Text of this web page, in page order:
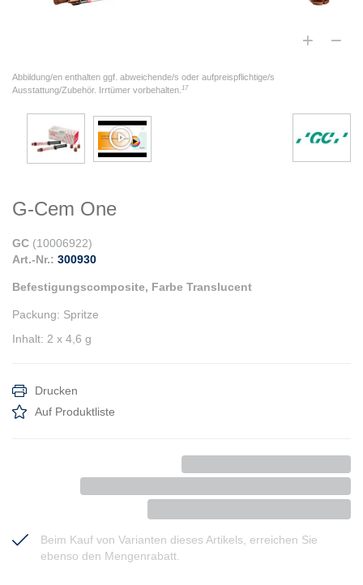
Abbildung/en enthalten ggf. abweichende/s oder aufpreispflichtige/s
Ausstattung/Zubehör. Irrtümer vorbehalten. 17
G-Cem One
Beim Kauf von Varianten dieses Artikels, erreichen Sie
ebenso den Mengenrabatt.
GC (10006922)
Art.-Nr.: 300930
Befestigungscomposite, Farbe Translucent
Packung: Spritze
Inhalt: 2 x 4,6 g
Drucken
Auf Produktliste